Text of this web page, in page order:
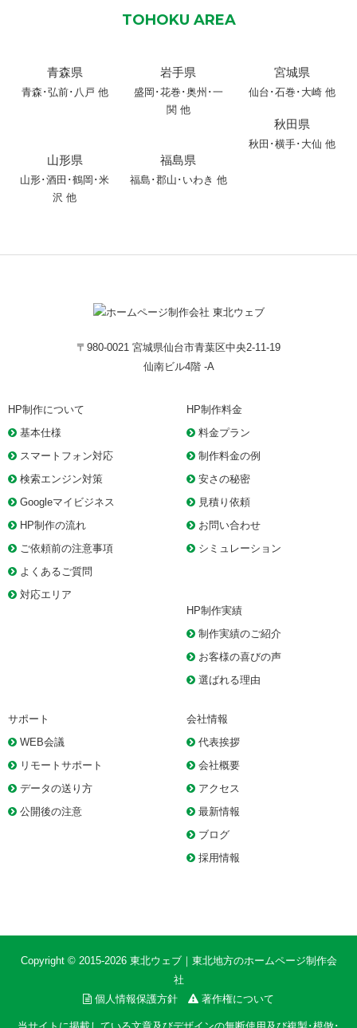
TOHOKU AREA
青森県
青森 ･弘前･ 八戸 他
岩手県
盛岡 ･花巻 ･奥州 ･一
関他
宮城県
仙台･石巻･大崎 他
秋田県
秋田 ･横手･ 大仙 他
山形県
山形･酒田 ･鶴岡 ･米
沢 他
福島県
福島･郡山･いわき 他
〒980-0021 宮城県仙台市青葉区中央2-11-19
仙南ビル4階 -A
HP制作について
基本仕様
スマートフォン対応
検索エンジン対策
Googleマイビジネス
HP制作の流れ
ご依頼前の注意事項
よくあるご質問
対応エリア
HP制作料金
料金プラン
制作料金の例
安さの秘密
見積り依頼
お問い合わせ
シミュレーション
HP制作実績
制作実績のご紹介
お客様の喜びの声
選ばれる理由
サポート
WEB会議
リモートサポート
データの送り方
公開後の注意
会社情報
代表挨拶
会社概要
アクセス
最新情報
ブログ
採用情報
Copyright © 2015-2026 東北ウェブ｜東北地方のホームページ制作会
社
個人情報保護方針
著作権について